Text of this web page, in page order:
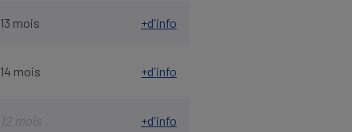
13 mois +d'info
14 mois +d'info
12 mois +d'info